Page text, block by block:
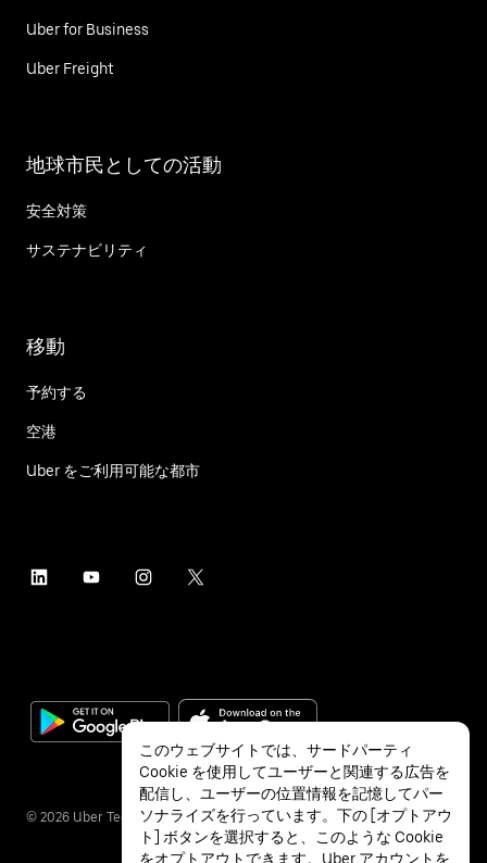
Uber for Business
Uber Freight
地球市民としての活動
安全対策
サステナビリティ
移動
予約する
空港
Uber をご利用可能な都市
© 2026 Uber Technologies Inc.
このウェブサイトでは、サードパーティ
Cookie を使用してユーザーと関連する広告を
配信し、ユーザーの位置情報を記憶してパー
ソナライズを行っています。下の [オプトアウ
ト] ボタンを選択すると、このような Cookie
をオプトアウトできます。Uber アカウントを